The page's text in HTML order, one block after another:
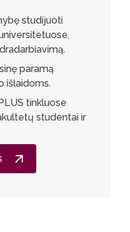
studijuoti
paramą
išlaidoms.
tinkluose
studentai ir